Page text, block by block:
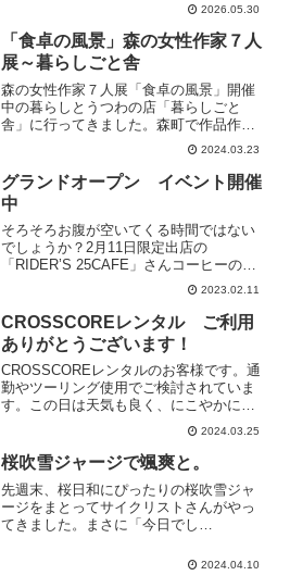
が旬のとうもろこしや田んぼが広がる、
森町南部の田園地帯を通って、一宮駅経
由で小國神社へ出発です！
2026.05.30
「食卓の風景」森の女性作家７人
展～暮らしごと舎
森の女性作家７人展「食卓の風景」開催
中の暮らしとうつわの店「暮らしごと
舎」に行ってきました。森町で作品作り
をされている、女性７人の作家さんの陶
芸、ガラス、書の展示。みなさんの作品
が組合せいろいろでディスプレイされて
いました。 すてきな古民家...
2024.03.23
グランドオープン イベント開催
中
そろそろお腹が空いてくる時間ではない
でしょうか？2月11日限定出店の
「RIDER’S 25CAFE」さんコーヒーのい
い匂いが漂ってきます。同じく11日限定
出店の、本格中華「フードトラック39」
さん。こちらも美味しそうな匂いが食欲
をそそります...
2023.02.11
CROSSCOREレンタル ご利用
ありがとうございます！
CROSSCOREレンタルのお客様です。通
勤やツーリング使用でご検討されていま
す。この日は天気も良く、にこやかに出
2024.03.25
桜吹雪ジャージで颯爽と。
先週末、桜日和にぴったりの桜吹雪ジャ
ージをまとってサイクリストさんがやっ
てきました。まさに「今日でし
2024.04.10